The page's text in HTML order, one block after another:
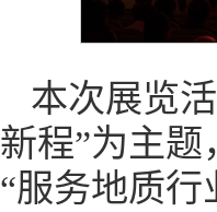
本次展览
新程”为主
“服务地质行